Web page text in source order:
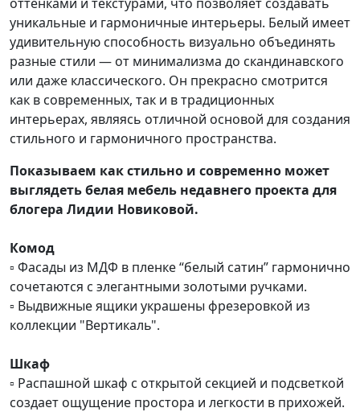
уникальные и гармоничные интерьеры. Белый имеет
удивительную способность визуально объединять
разные стили — от минимализма до скандинавского
или даже классического. Он прекрасно смотрится
как в современных, так и в традиционных
интерьерах, являясь отличной основой для создания
стильного и гармоничного пространства.
Показываем как стильно и современно может
выглядеть белая мебель недавнего проекта для
блогера Лидии Новиковой.
Комод
▫️ Фасады из МДФ в пленке “белый сатин” гармонично
сочетаются с элегантными золотыми ручками.
▫️ Выдвижные ящики украшены фрезеровкой из
коллекции "Вертикаль".
Шкаф
▫️ Распашной шкаф с открытой секцией и подсветкой
создает ощущение простора и легкости в прихожей.